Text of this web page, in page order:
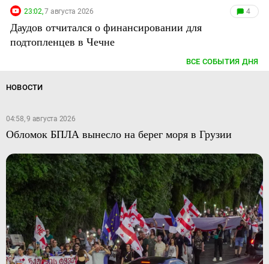
23:02,7 августа 2026 4
Даудов отчитался о финансировании для
подтопленцев в Чечне
ВСЕ СОБЫТИЯ ДНЯ
НОВОСТИ
04:58, 9 августа 2026
Обломок БПЛА вынесло на берег моря в Грузии